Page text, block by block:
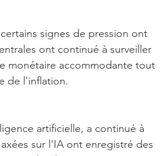
signes de pression ont
ont continué à surveiller
monétaire accommodante tout
de l'inflation.
artificielle, a continué à
sur l'IA ont enregistré des